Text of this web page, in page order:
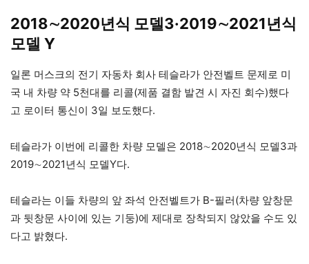
2018∼2020년식 모델3·2019∼2021년식
모델 Y
일론 머스크의 전기 자동차 회사 테슬라가 안전벨트 문제로 미
국 내 차량 약 5천대를 리콜(제품 결함 발견 시 자진 회수)했다
고 로이터 통신이 3일 보도했다.
테슬라가 이번에 리콜한 차량 모델은 2018∼2020년식 모델3과
2019∼2021년식 모델Y다.
테슬라는 이들 차량의 앞 좌석 안전벨트가 B-필러(차량 앞창문
과 뒷창문 사이에 있는 기둥)에 제대로 장착되지 않았을 수도 있
다고 밝혔다.